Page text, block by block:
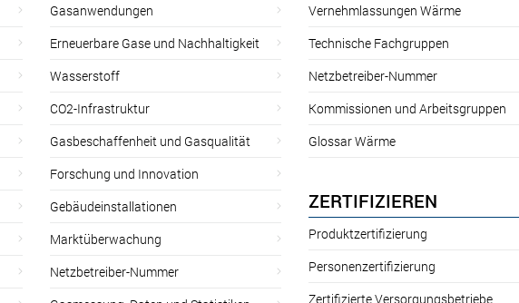
Gasanwendungen
Erneuerbare Gase und Nachhaltigkeit
Wasserstoff
CO2-Infrastruktur
Gasbeschaffenheit und Gasqualität
Forschung und Innovation
Gebäudeinstallationen
Marktüberwachung
Netzbetreiber-Nummer
Vernehmlassungen Wärme
Technische Fachgruppen
Netzbetreiber-Nummer
Kommissionen und Arbeitsgruppen
Glossar Wärme
ZERTIFIZIEREN
Produktzertifizierung
Personenzertifizierung
Zertifizierte Versorgungsbetriebe